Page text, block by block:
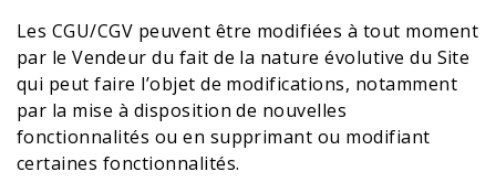
Les CGU/CGV peuvent être modifiées à tout moment
par le Vendeur du fait de la nature évolutive du Site
qui peut faire l’objet de modifications, notamment
par la mise à disposition de nouvelles
fonctionnalités ou en supprimant ou modifiant
certaines fonctionnalités.